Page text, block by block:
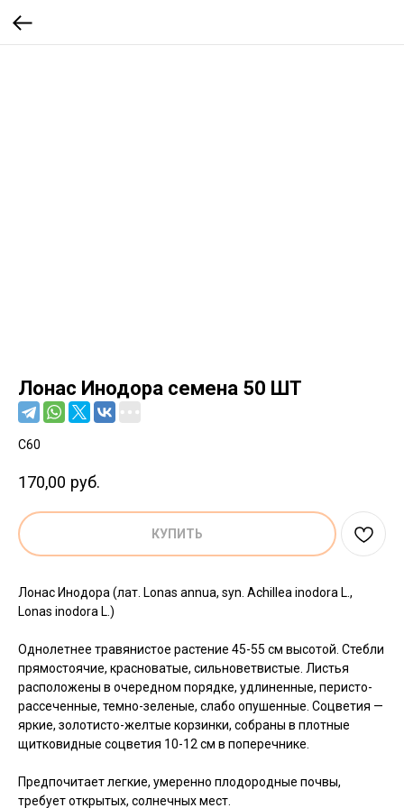
Лонас Инодора семена 50 ШТ
C60
170,00 руб.
КУПИТЬ
Лонас Инодора (лат. Lonas annua, syn. Achillea inodora L.,
Lonas inodora L.)
Однолетнее травянистое растение 45-55 см высотой. Стебли
прямостоячие, красноватые, сильноветвистые. Листья
расположены в очередном порядке, удлиненные, перисто-
рассеченные, темно-зеленые, слабо опушенные. Соцветия —
яркие, золотисто-желтые корзинки, собраны в плотные
щитковидные соцветия 10-12 см в поперечнике.
Предпочитает легкие, умеренно плодородные почвы,
требует открытых, солнечных мест.